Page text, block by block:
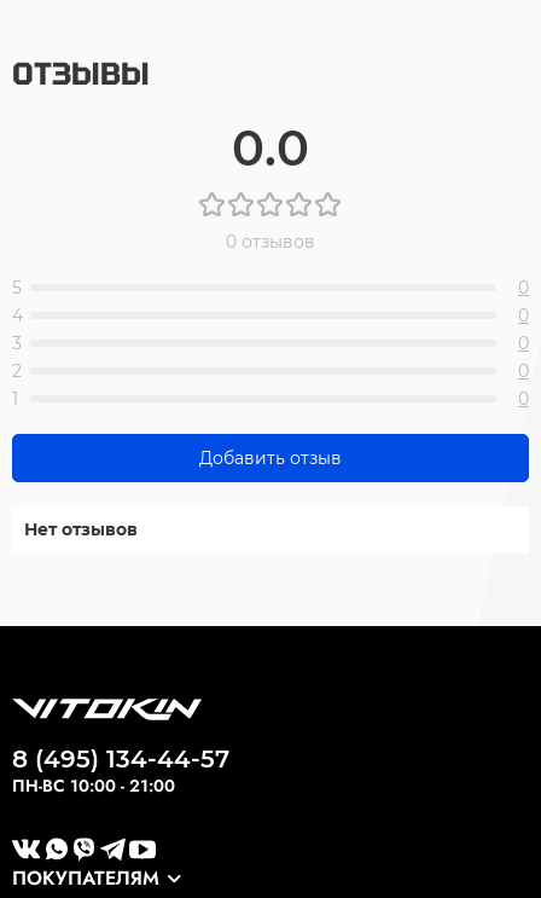
ОТЗЫВЫ
0.0
0 отзывов
5
0
4
0
3
0
2
0
1
0
Добавить отзыв
Нет отзывов
ПОКУПАТЕЛЯМ
8 (495) 134-44-57
ПН-ВС 10:00 - 21:00